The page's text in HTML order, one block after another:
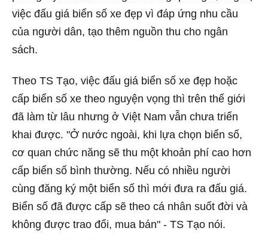
việc đấu giá biển số xe đẹp vì đáp ứng nhu cầu
của người dân, tạo thêm nguồn thu cho ngân
sách.
Theo TS Tạo, việc đấu giá biển số xe đẹp hoặc
cấp biển số xe theo nguyện vọng thì trên thế giới
đã làm từ lâu nhưng ở Việt Nam vẫn chưa triển
khai được. "Ở nước ngoài, khi lựa chọn biển số,
cơ quan chức năng sẽ thu một khoản phí cao hơn
cấp biển số bình thường. Nếu có nhiều người
cùng đăng ký một biển số thì mới đưa ra đấu giá.
Biển số đã được cấp sẽ theo cá nhân suốt đời và
không được trao đổi, mua bán" - TS Tạo nói.